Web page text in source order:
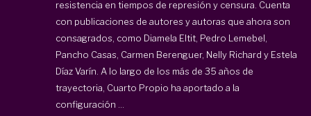
resistencia en tiempos de represión y censura. Cuenta
con publicaciones de autores y autoras que ahora son
consagrados, como Diamela Eltit, Pedro Lemebel,
Pancho Casas, Carmen Berenguer, Nelly Richard y Estela
Díaz Varín. A lo largo de los más de 35 años de
trayectoria, Cuarto Propio ha aportado a la
configuración ...